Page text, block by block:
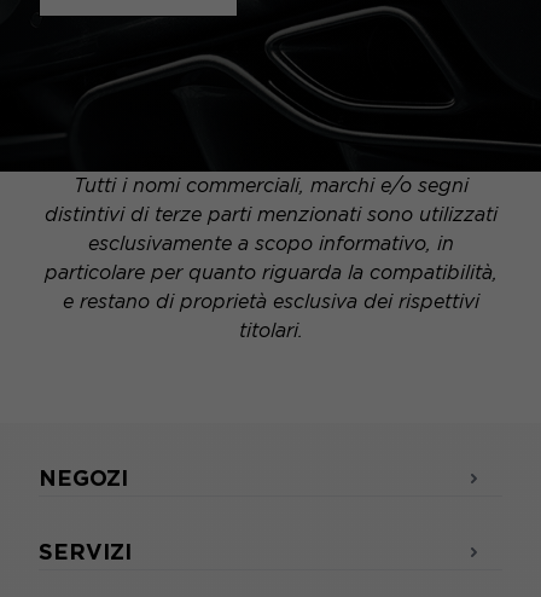
Tutti i nomi commerciali, marchi e/o segni
distintivi di terze parti menzionati sono utilizzati
esclusivamente a scopo informativo, in
particolare per quanto riguarda la compatibilità,
e restano di proprietà esclusiva dei rispettivi
titolari.
NEGOZI
SERVIZI